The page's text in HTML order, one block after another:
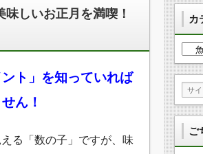
しいお正月を満喫！
ト」を知っていれば
ん！
る「数の子」ですが、味
カ
テ
ゴ
リ
ー
ご